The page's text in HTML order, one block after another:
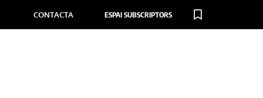
CONTACTA ESPAI SUBSCRIPTORS